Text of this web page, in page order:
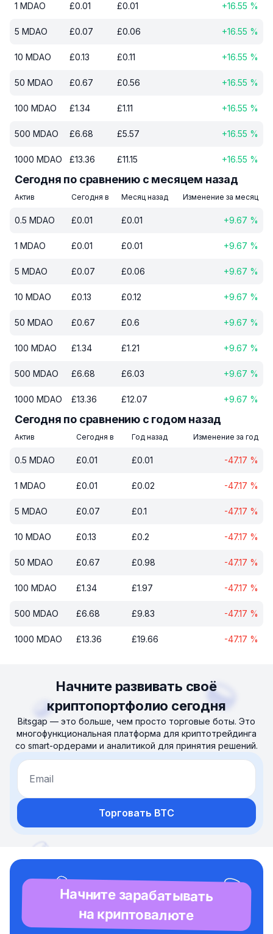
1 MDAO £0.01 £0.01 +16.55 %
5 MDAO £0.07 £0.06 +16.55 %
10 MDAO £0.13 £0.11 +16.55 %
50 MDAO £0.67 £0.56 +16.55 %
100 MDAO £1.34 £1.11 +16.55 %
500 MDAO £6.68 £5.57 +16.55 %
1000 MDAO £13.36 £11.15 +16.55 %
Сегодня по сравнению с месяцем назад
Актив Сегодня в Месяц назад Изменение за месяц
0.5 MDAO £0.01 £0.01 +9.67 %
1 MDAO £0.01 £0.01 +9.67 %
5 MDAO £0.07 £0.06 +9.67 %
10 MDAO £0.13 £0.12 +9.67 %
50 MDAO £0.67 £0.6 +9.67 %
100 MDAO £1.34 £1.21 +9.67 %
500 MDAO £6.68 £6.03 +9.67 %
1000 MDAO £13.36 £12.07 +9.67 %
Сегодня по сравнению с годом назад
Актив Сегодня в Год назад Изменение за год
0.5 MDAO £0.01 £0.01 -47.17 %
1 MDAO £0.01 £0.02 -47.17 %
5 MDAO £0.07 £0.1 -47.17 %
10 MDAO £0.13 £0.2 -47.17 %
50 MDAO £0.67 £0.98 -47.17 %
100 MDAO £1.34 £1.97 -47.17 %
500 MDAO £6.68 £9.83 -47.17 %
1000 MDAO £13.36 £19.66 -47.17 %
Начните развивать своё
криптопортфолио сегодня
Bitsgap — это больше, чем просто торговые боты. Это
многофункциональная платформа для криптотрейдинга
со smart-ордерами и аналитикой для принятия решений.
Email
Торговать BTC
Начните зарабатывать
на криптовалюте